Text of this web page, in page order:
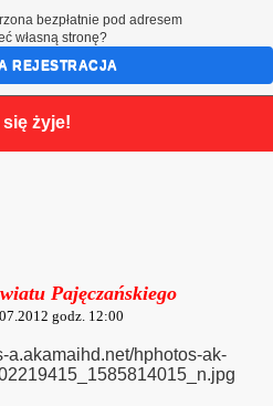
się żyje!
Pajęczańskiego
godz. 12:00
bezpłatnie pod adresem
własną stronę?
REJESTRACJA